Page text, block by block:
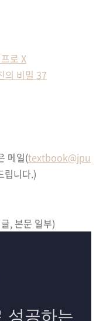
로 X
의 비밀 37
메일(textbook@jpu
립니다.)
, 본문 일부)